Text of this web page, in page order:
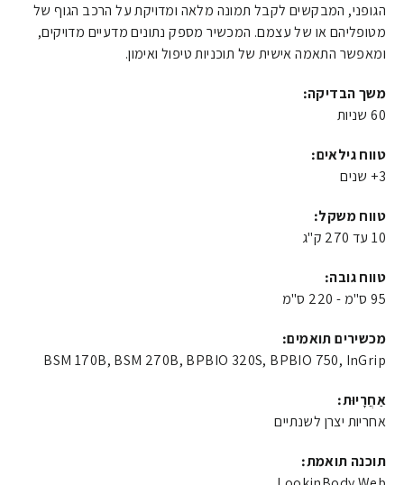
הגופני, המבקשים לקבל תמונה מלאה ומדויקת על הרכב הגוף של
מטופליהם או של עצמם. המכשיר מספק נתונים מדעיים מדויקים,
ומאפשר התאמה אישית של תוכניות טיפול ואימון.
משך הבדיקה:
60 שניות
טווח גילאים:
3+ שנים
טווח משקל:
10 עד 270 ק"ג
טווח גובה:
95 ס"מ - 220 ס"מ
מכשירים תואמים:
BSM 170B, BSM 270B, BPBIO 320S, BPBIO 750, InGrip
אַחֲרָיוּת:
אחריות יצרן לשנתיים
תוכנה תואמת: